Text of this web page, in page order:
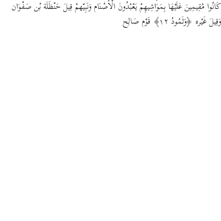
كَانُوا مُقِيمِينَ عَلَيْهَا بِمَوَاشِيهِمْ يَعْبُدُونَ الْأَصْنَام وَنَبِيّهمْ قِيلَ حَنْظَلَة بْن صَفْوَان
وَقِيلَ غَيْره ﴿وَثَمُودُ ١٢﴾ قَوْم صَالِح